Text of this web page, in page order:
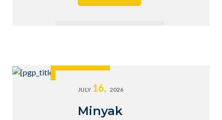
JULY 16, 2026
Minyak